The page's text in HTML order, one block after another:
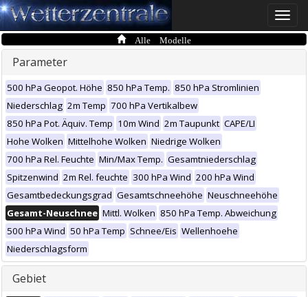
Toggle
Alle Modelle
Parameter
500 hPa Geopot. Höhe 850 hPa Temp. 850 hPa Stromlinien
Niederschlag 2m Temp 700 hPa Vertikalbew
850 hPa Pot. Äquiv. Temp 10m Wind 2m Taupunkt CAPE/LI
Hohe Wolken Mittelhohe Wolken Niedrige Wolken
700 hPa Rel. Feuchte Min/Max Temp. Gesamtniederschlag
Spitzenwind 2m Rel. feuchte 300 hPa Wind 200 hPa Wind
Gesamtbedeckungsgrad Gesamtschneehöhe Neuschneehöhe
Gesamt-Neuschnee Mittl. Wolken 850 hPa Temp. Abweichung
500 hPa Wind 50 hPa Temp Schnee/Eis Wellenhoehe
Niederschlagsform
Gebiet